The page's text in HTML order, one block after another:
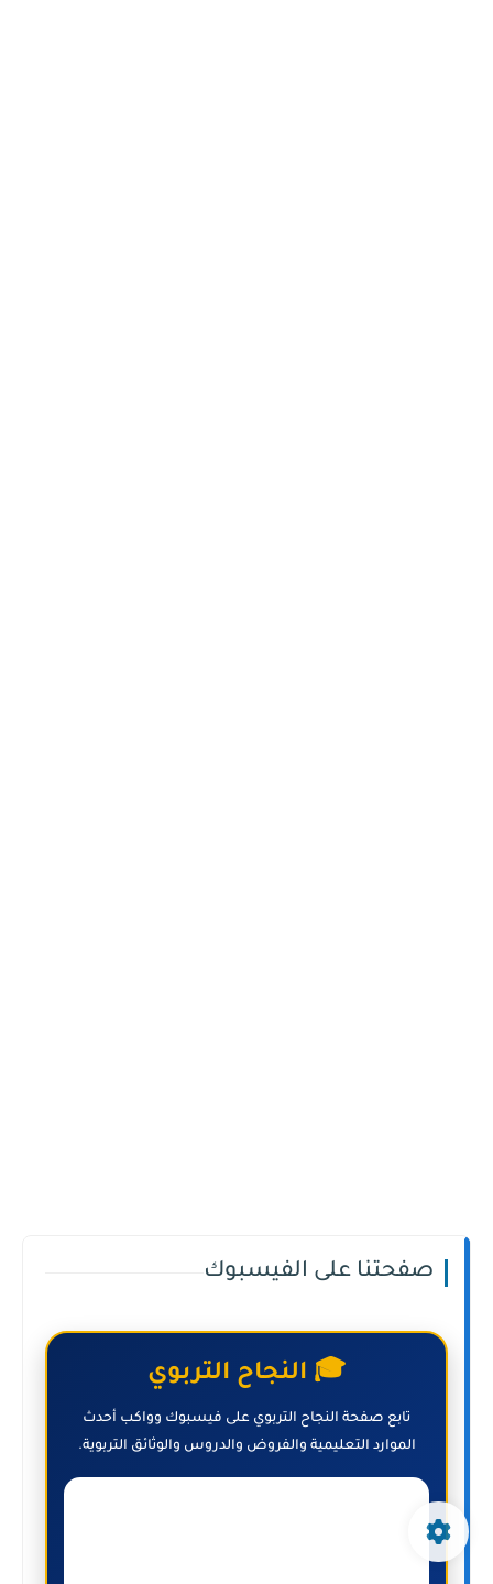
صفحتنا على الفيسبوك
🎓 النجاح التربوي
تابع صفحة النجاح التربوي على فيسبوك وواكب أحدث
الموارد التعليمية والفروض والدروس والوثائق التربوية.